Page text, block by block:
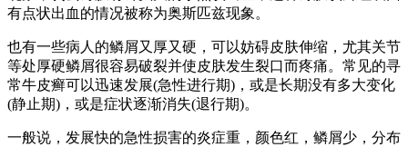
有点状出血的情况被称为奥斯匹兹现象。
也有一些病人的鳞屑又厚又硬，可以妨碍皮肤伸缩，尤其关节
等处厚硬鳞屑很容易破裂并使皮肤发生裂口而疼痛。常见的寻
常牛皮癣可以迅速发展(急性进行期)，或是长期没有多大变化
(静止期)，或是症状逐渐消失(退行期)。
一般说，发展快的急性损害的炎症重，颜色红，鳞屑少，分布